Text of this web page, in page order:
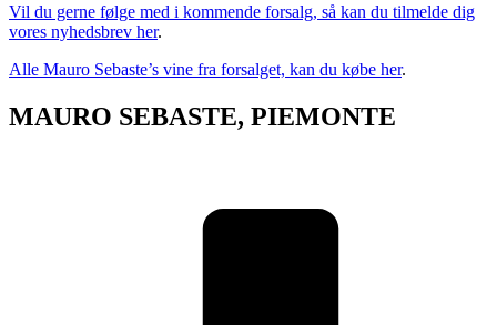
Vil du gerne følge med i kommende forsalg, så kan du tilmelde dig
vores nyhedsbrev her.
Alle Mauro Sebaste’s vine fra forsalget, kan du købe her.
MAURO SEBASTE, PIEMONTE